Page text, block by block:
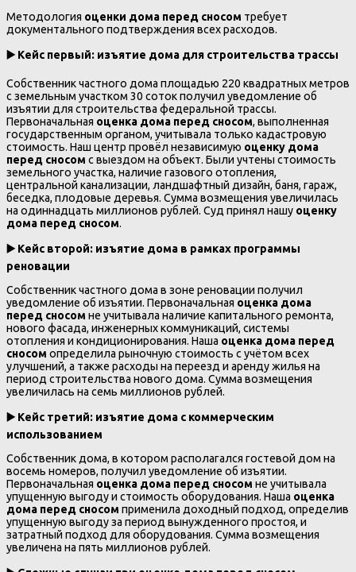
Методология оценки дома перед сносом требует
документального подтверждения всех расходов.
▶️ Кейс первый: изъятие дома для строительства трассы
Собственник частного дома площадью 220 квадратных метров
с земельным участком 30 соток получил уведомление об
изъятии для строительства федеральной трассы.
Первоначальная оценка дома перед сносом, выполненная
государственным органом, учитывала только кадастровую
стоимость. Наш центр провёл независимую оценку дома
перед сносом с выездом на объект. Были учтены стоимость
земельного участка, наличие газового отопления,
центральной канализации, ландшафтный дизайн, баня, гараж,
беседка, плодовые деревья. Сумма возмещения увеличилась
на одиннадцать миллионов рублей. Суд принял нашу оценку
дома перед сносом.
▶️ Кейс второй: изъятие дома в рамках программы
реновации
Собственник частного дома в зоне реновации получил
уведомление об изъятии. Первоначальная оценка дома
перед сносом не учитывала наличие капитального ремонта,
нового фасада, инженерных коммуникаций, системы
отопления и кондиционирования. Наша оценка дома перед
сносом определила рыночную стоимость с учётом всех
улучшений, а также расходы на переезд и аренду жилья на
период строительства нового дома. Сумма возмещения
увеличилась на семь миллионов рублей.
▶️ Кейс третий: изъятие дома с коммерческим
использованием
Собственник дома, в котором располагался гостевой дом на
восемь номеров, получил уведомление об изъятии.
Первоначальная оценка дома перед сносом не учитывала
упущенную выгоду и стоимость оборудования. Наша оценка
дома перед сносом применила доходный подход, определив
упущенную выгоду за период вынужденного простоя, и
затратный подход для оборудования. Сумма возмещения
увеличена на пять миллионов рублей.